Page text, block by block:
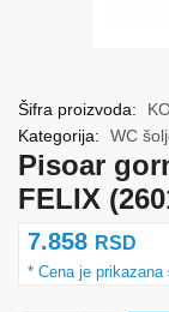
Pisoar
FELIX
7.858 RSD
Šifra proizvoda:
Kategorija:
WC